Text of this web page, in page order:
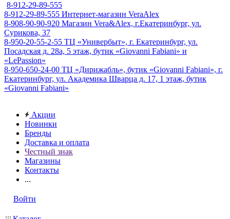
8-912-29-89-555
8-912-29-89-555 Интернет-магазин VeraAlex
8-908-90-90-920 Магазин Vera&Alex, г.Екатеринбург, ул.
Сурикова, 37
8-950-20-55-2-55 ТЦ «Универбыт», г. Екатеринбург, ул.
Посадская д. 28а, 5 этаж, бутик «Giovanni Fabiani» и
«LePassion»
8-950-650-24-00 ТЦ «Дирижабль», бутик «Giovanni Fabiani», г.
Екатеринбург, ул. Академика Шварца д. 17, 1 этаж, бутик
«Giovanni Fabiani»
Акции
Новинки
Бренды
Доставка и оплата
Честный знак
Магазины
Контакты
...
Войти